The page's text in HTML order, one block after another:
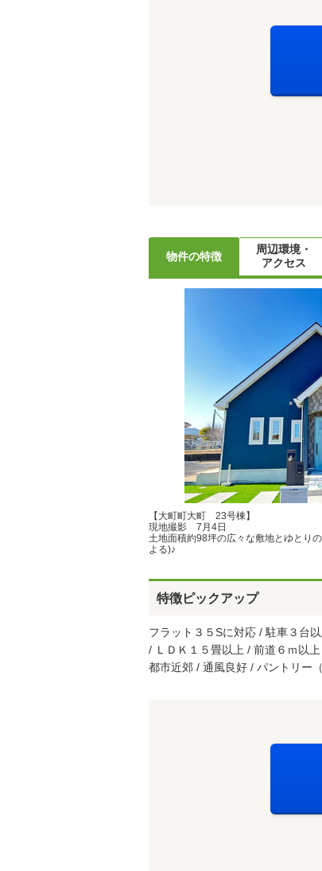
物件の特徴
周辺環境・
アクセス
【大町町大町 23号棟】
現地撮影 7月4日
土地面積約98坪の広々な敷地とゆとり
よる)♪
特徴ピックアップ
フラット３５Sに対応 / 駐車３台
/ ＬＤＫ１５畳以上 / 前道６ｍ以
都市近郊 / 通風良好 / パントリー